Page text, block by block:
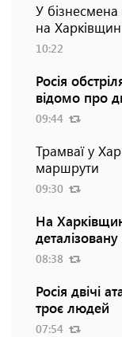
У бізнесмена
на
10:22
Росія
відомо про
09:44
Трамваї у
маршрути
09:30
На
08:38
Росія двічі
троє людей
07:54